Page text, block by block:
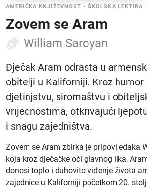
AMERIČKA KNJIŽEVNOST • ŠKOLSKA LEKTIRA
Zovem se Aram
William Saroyan
Dječak Aram odrasta u
obitelji u Kaliforniji. Kroz humor
djetinjstvu, siromaštvu i
vrijednostima, otkrivajući
i snagu zajedništva.
Zovem se Aram zbirka je pripovijedaka
koja kroz dječačke oči glavnog lika,
donosi toplo i duhovito viđenje života
zajednice u Kaliforniji početkom 20.